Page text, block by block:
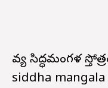
దివ్య సిద్ధమంగళ
siddha